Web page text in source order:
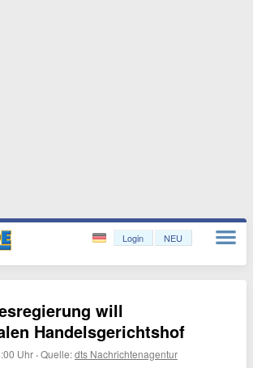
Login NEU
will
Handelsgerichtshof
Uhr ·Quelle:dts Nachrichtenagentur